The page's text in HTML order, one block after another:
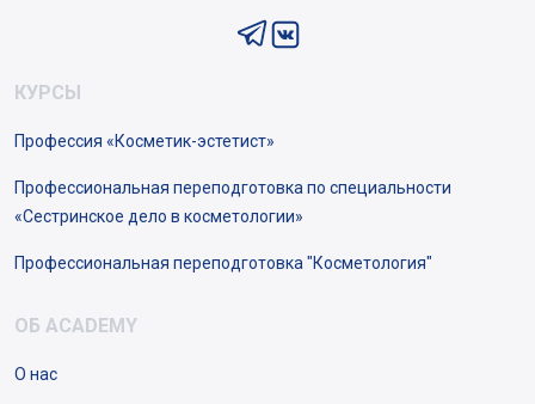
КУРСЫ
Профессия «Косметик-эстетист»
Профессиональная переподготовка по специальности
«Сестринское дело в косметологии»
Профессиональная переподготовка "Косметология"
ОБ ACADEMY
О нас